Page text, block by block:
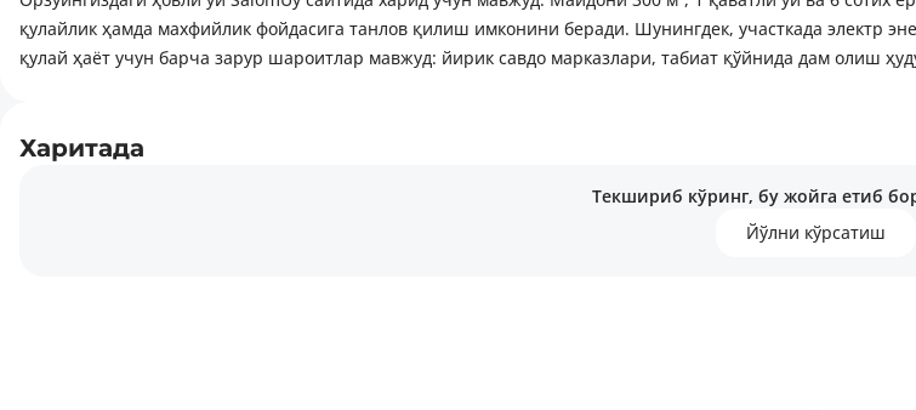
Фасад 22 метр
Хона Сони 7+ Ош Хона
қулайлик ҳамда махфийлик фойдасига танлов қилиш имконини беради. Шунингдек, участкада электр
қулай ҳаёт учун барча зарур шароитлар мавжуд: йирик савдо марказлари, табиат қўйнида дам олиш
Харитада
Текшириб кўринг, бу жойга етиб
Йўлни кўрсатиш